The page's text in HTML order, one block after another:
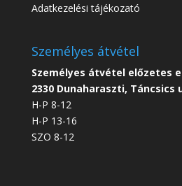
Adatkezelési tájékozató
Személyes átvétel
Személyes átvétel előzetes
2330 Dunaharaszti, Táncsics
H-P 8-12
H-P 13-16
SZO 8-12